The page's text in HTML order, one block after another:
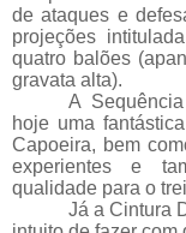
de ataques e
projeções
quatro balões
gravata alta).
A
hoje uma
Capoeira, bem
experientes e
qualidade para o
Já a Cintura